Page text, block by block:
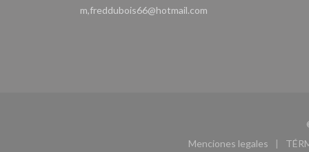
m,freddubois66@hotmail.com
Menciones legales